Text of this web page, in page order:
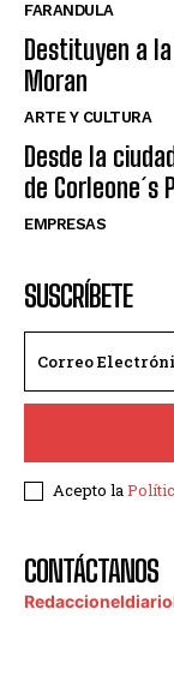
FARANDULA
Destituyen a
Moran
ARTE Y CULTURA
Desde la
de Corleone´s
EMPRESAS
SUSCRÍBETE
Acepto la
CONTÁCTANOS